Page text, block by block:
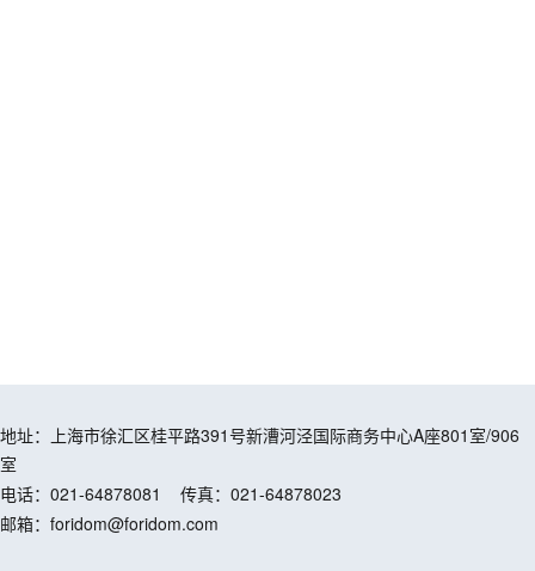
地址：上海市徐汇区桂平路391号新漕河泾国际商务中心A座801室/906
室
电话：021-64878081
传真：021-64878023
邮箱：foridom@foridom.com